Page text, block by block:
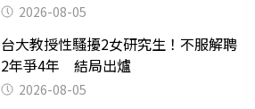
2026-08-05
台大教授性騷擾2女研究生！不服解聘
2年爭4年 結局出爐
2026-08-05